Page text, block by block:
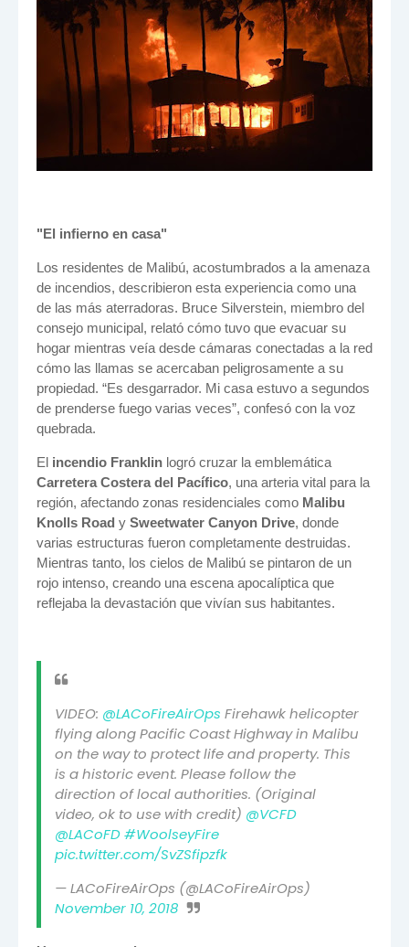
"El infierno en casa"
Los residentes de Malibú, acostumbrados a la amenaza
de incendios, describieron esta experiencia como una
de las más aterradoras. Bruce Silverstein, miembro del
consejo municipal, relató cómo tuvo que evacuar su
hogar mientras veía desde cámaras conectadas a la red
cómo las llamas se acercaban peligrosamente a su
propiedad. “Es desgarrador. Mi casa estuvo a segundos
de prenderse fuego varias veces”, confesó con la voz
quebrada.
El incendio Franklin logró cruzar la emblemática
Carretera Costera del Pacífico, una arteria vital para la
región, afectando zonas residenciales como Malibu
Knolls Road y Sweetwater Canyon Drive, donde
varias estructuras fueron completamente destruidas.
Mientras tanto, los cielos de Malibú se pintaron de un
rojo intenso, creando una escena apocalíptica que
reflejaba la devastación que vivían sus habitantes.
VIDEO: @LACoFireAirOps Firehawk helicopter
flying along Pacific Coast Highway in Malibu
on the way to protect life and property. This
is a historic event. Please follow the
direction of local authorities. (Original
video, ok to use with credit) @VCFD
@LACoFD#WoolseyFire
pic.twitter.com/SvZSfipzfk
— LACoFireAirOps (@LACoFireAirOps)
November 10, 2018